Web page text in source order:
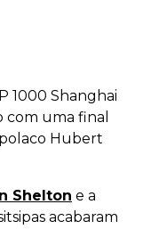
1000 Shanghai
com uma final
Hubert
Shelton e a
acabaram